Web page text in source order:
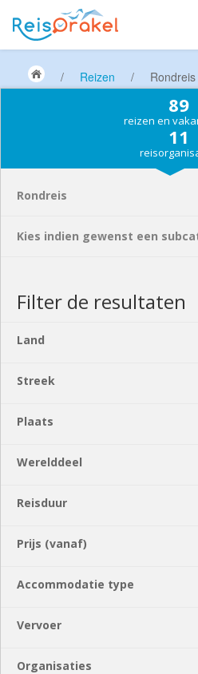
/ Reizen / Rondreis
89
reizen en
11
Rondreis
Kies indien gewenst een
Filter de resultaten
Land
Streek
Plaats
Werelddeel
Reisduur
Prijs (vanaf)
Accommodatie type
Vervoer
Organisaties